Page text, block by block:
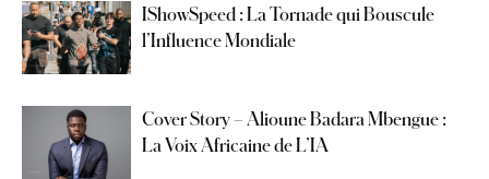
IShowSpeed : La Tornade qui Bouscule
l’Influence Mondiale
Cover Story – Alioune Badara Mbengue :
La Voix Africaine de L’IA